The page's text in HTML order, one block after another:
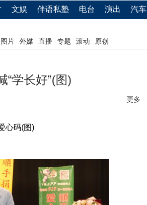
文娱 伴语私塾 电台 演出 汽车
图片 外媒 直播 专题 滚动 原创
学长好”(图)
更多
心码(图)